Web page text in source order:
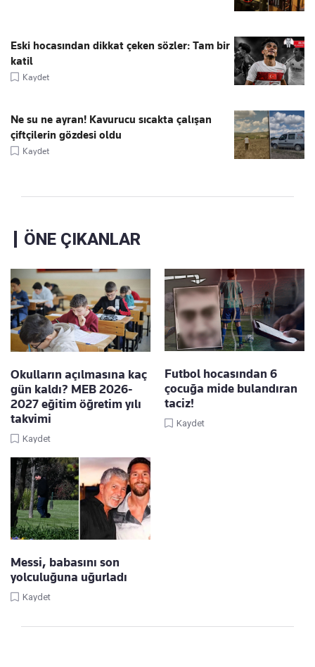
Eski hocasından dikkat çeken sözler: Tam bir
katil
Kaydet
Ne su ne ayran! Kavurucu sıcakta çalışan
çiftçilerin gözdesi oldu
Kaydet
ÖNE ÇIKANLAR
Okulların açılmasına kaç
gün kaldı? MEB 2026-
2027 eğitim öğretim yılı
takvimi
Kaydet
Futbol hocasından 6
çocuğa mide bulandıran
taciz!
Kaydet
Messi, babasını son
yolculuğuna uğurladı
Kaydet